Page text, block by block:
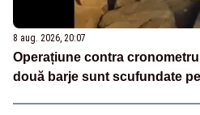
8 aug. 2026, 20:07
Operațiune contra
două barje sunt scufundate